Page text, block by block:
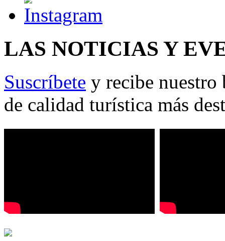
LAS NOTICIAS Y
Suscríbete y recibe nuestro
de calidad turística más